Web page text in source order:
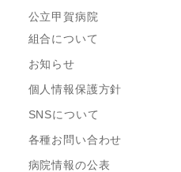
公立甲賀病院
組合について
お知らせ
個人情報保護方針
SNSについて
各種お問い合わせ
病院情報の公表